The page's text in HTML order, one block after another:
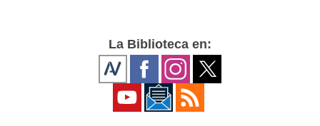
La Biblioteca en: